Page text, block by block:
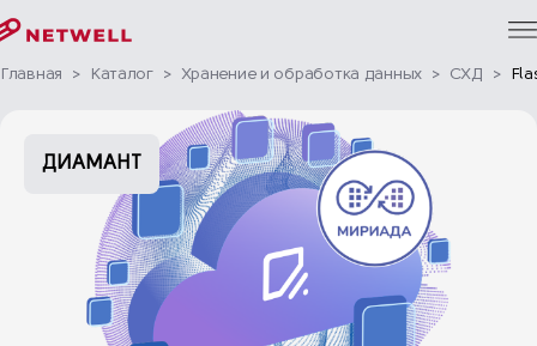
Главная > Каталог > Хранение и обработка данных > СХД >
ДИАМАНТ